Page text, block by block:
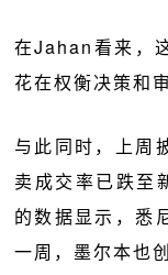
在Jahan看来，
花在权衡决策和
与此同时，上周
卖成交率已跌至
的数据显示，悉
一周，墨尔本也